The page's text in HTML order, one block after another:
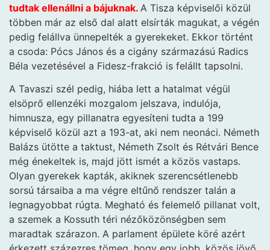
tudtak ellenállni a bájuknak. A Tisza képviselői közül
többen már az első dal alatt elsírták magukat, a végén
pedig felállva ünnepelték a gyerekeket. Ekkor történt
a csoda: Pócs János és a cigány származású Radics
Béla vezetésével a Fidesz-frakció is felállt tapsolni.
A Tavaszi szél pedig, hiába lett a hatalmat végül
elsöprő ellenzéki mozgalom jelszava, indulója,
himnusza, egy pillanatra egyesíteni tudta a 199
képviselő közül azt a 193-at, aki nem neonáci. Németh
Balázs ütötte a taktust, Németh Zsolt és Rétvári Bence
még énekeltek is, majd jött ismét a közös vastaps.
Olyan gyerekek kapták, akiknek szerencsétlenebb
sorsú társaiba a ma végre eltűnő rendszer talán a
legnagyobbat rúgta. Megható és felemelő pillanat volt,
a szemek a Kossuth téri nézőközönségben sem
maradtak szárazon. A parlament épülete köré azért